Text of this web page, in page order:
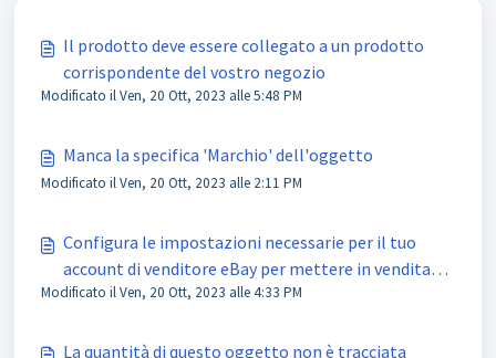
Il prodotto deve essere collegato a un prodotto
corrispondente del vostro negozio
Modificato il Ven, 20 Ott, 2023 alle 5:48 PM
Manca la specifica 'Marchio' dell'oggetto
Modificato il Ven, 20 Ott, 2023 alle 2:11 PM
Configura le impostazioni necessarie per il tuo
account di venditore eBay per mettere in vendita
questo oggetto
Modificato il Ven, 20 Ott, 2023 alle 4:33 PM
La quantità di questo oggetto non è tracciata